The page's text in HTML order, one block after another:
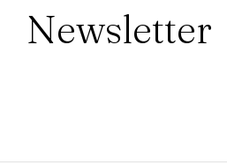
Newsletter